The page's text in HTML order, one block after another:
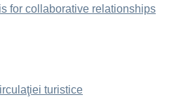
for collaborative relationships
turistice